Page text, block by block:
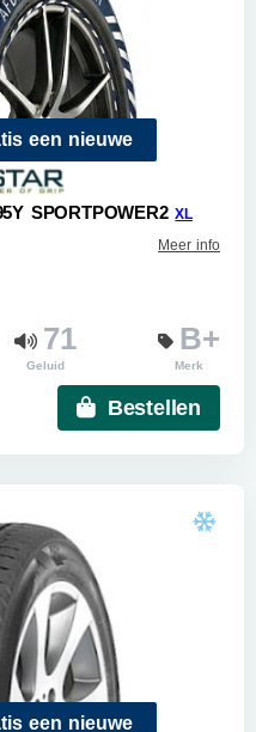
een nieuwe
SPORTPOWER2XL
Meer info
71
Geluid
B+
Merk
Bestellen
een nieuwe